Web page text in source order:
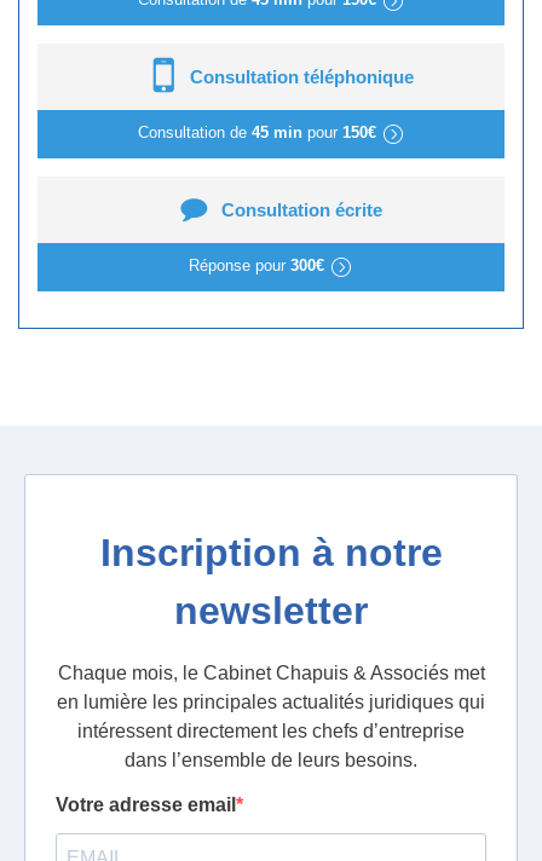
Consultation téléphonique
Consultation de 45 minpour 150€
Consultation écrite
Réponse pour 300€